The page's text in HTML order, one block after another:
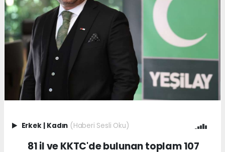
Erkek | Kadın (Haberi Sesli Oku)
81 il ve KKTC'de bulunan toplam 107